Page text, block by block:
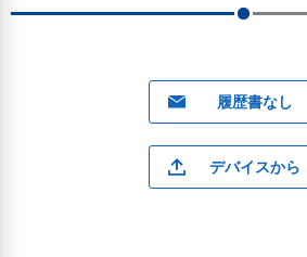
履歴書なし
デバイスから